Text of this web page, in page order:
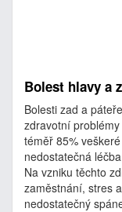
Bolest hlavy a
Bolesti zad a
zdravotní
téměř 85%
nedostatečná
Na vzniku těchto
zaměstnání, stres
nedostatečný